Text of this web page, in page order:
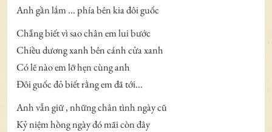
Anh gần lắm ... phía bên kia đôi guốc
Chẵng biết vì sao chân em lui bước
Chiều dương xanh bên cánh cửa xanh
Có lẽ nào em lỡ hẹn cùng anh
Đôi guốc đỏ biết rằng em đã tới...
Anh vẫn giữ , những chân tình ngày cũ
Kỷ niệm hồng ngày đó mãi còn đây